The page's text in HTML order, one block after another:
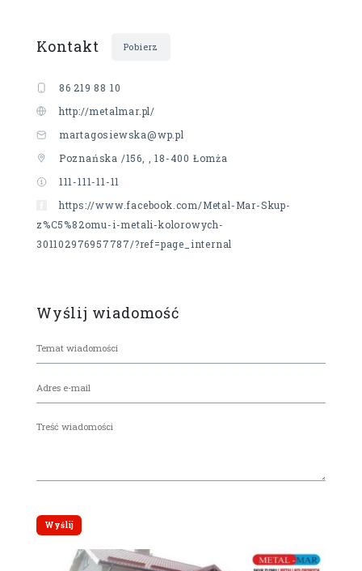
Kontakt Pobierz
86 219 88 10
http://metalmar.pl/
martagosiewska@wp.pl
Poznańska /156, , 18-400 Łomża
111-111-11-11
https://www.facebook.com/Metal-Mar-Skup-
z%C5%82omu-i-metali-kolorowych-
301102976957787/?ref=page_internal
Wyślij wiadomość